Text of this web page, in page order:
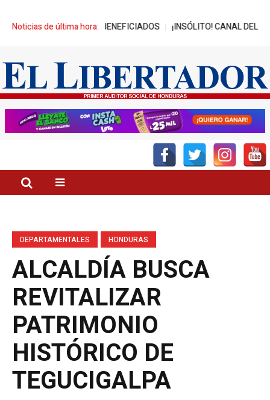
Noticias de última hora:
MIL JÓVENES BENEFICIADOS ¡INSÓLITO! CANAL DEL GOBIERNO
DEPARTAMENTALES HONDURAS
ALCALDÍA BUSCA
REVITALIZAR
PATRIMONIO
HISTÓRICO DE
TEGUCIGALPA